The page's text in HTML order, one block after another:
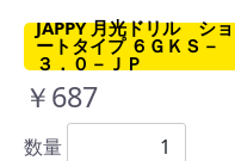
JAPPY 月光ドリル ショ
ートタイプ ６ＧＫＳ－
３．０－ＪＰ
￥687
数量